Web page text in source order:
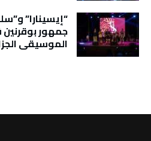
“إيسينارا”
جمهور
الموسيقى